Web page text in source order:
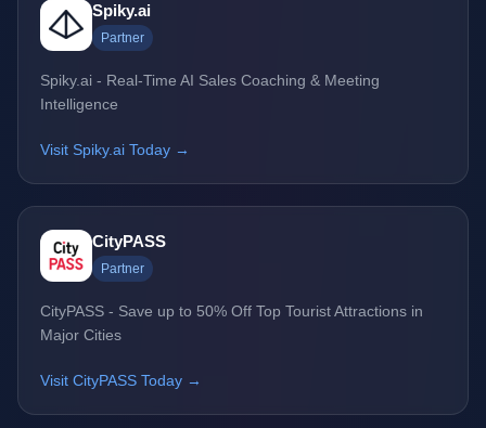
Spiky.ai
Partner
Spiky.ai - Real-Time AI Sales Coaching & Meeting
Intelligence
Visit Spiky.ai Today →
CityPASS
Partner
CityPASS - Save up to 50% Off Top Tourist Attractions in
Major Cities
Visit CityPASS Today →